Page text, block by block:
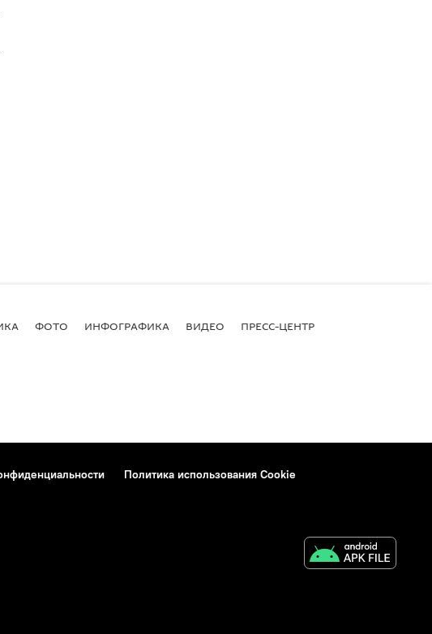
ФОТО ИНФОГРАФИКА ВИДЕО ПРЕСС-ЦЕНТР
Политика использования Cookie